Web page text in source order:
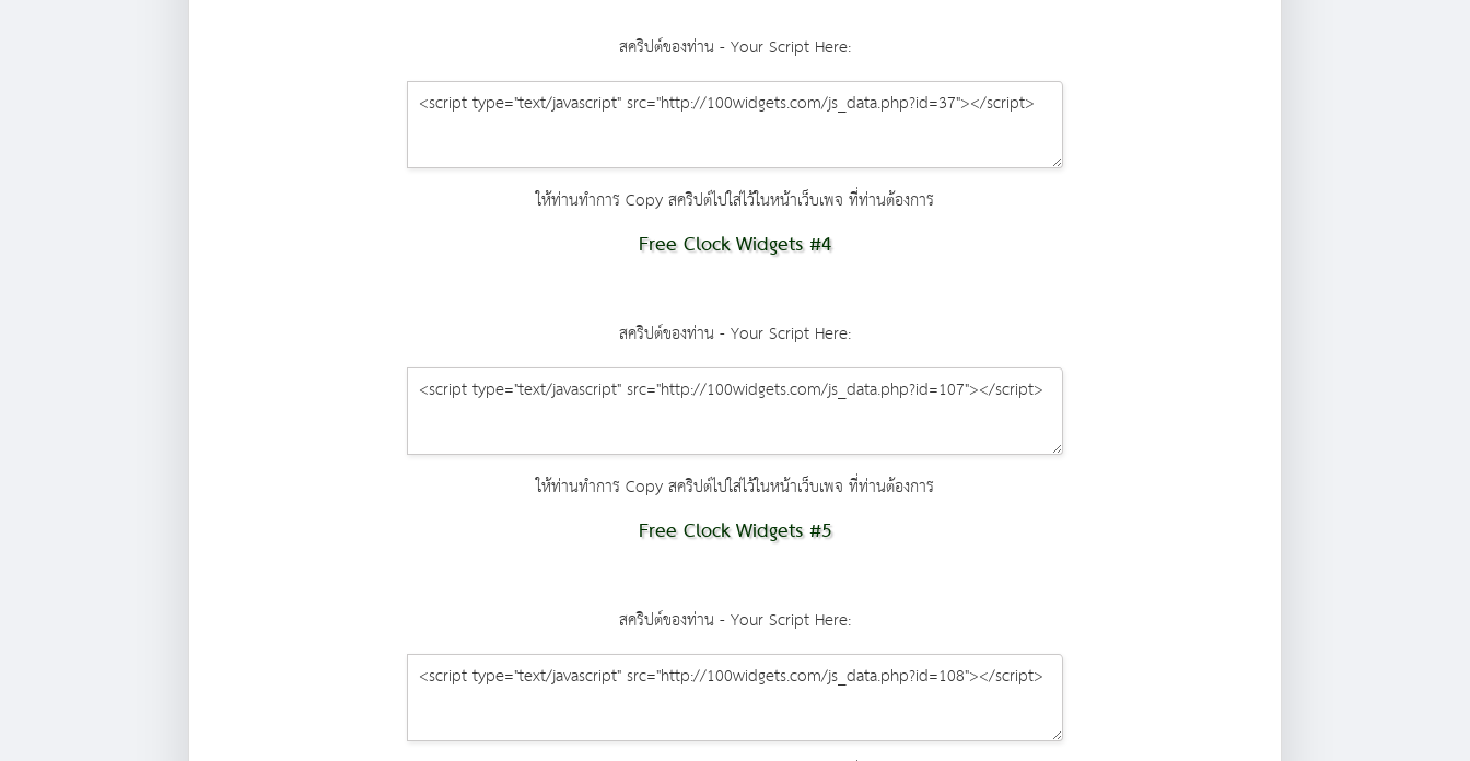
สคริปต์ของท่าน - Your Script Here:
ให้ท่านทำการ Copy สคริปต์ไปใส่ไว้ในหน้าเว็บเพจ ที่ท่านต้องการ
Free Clock Widgets #4
สคริปต์ของท่าน - Your Script Here:
ให้ท่านทำการ Copy สคริปต์ไปใส่ไว้ในหน้าเว็บเพจ ที่ท่านต้องการ
Free Clock Widgets #5
สคริปต์ของท่าน - Your Script Here: